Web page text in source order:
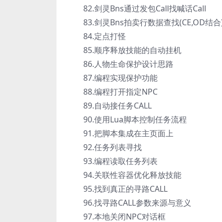
82.剑灵Bns通过发包Call找喊话Call
83.剑灵Bns拍卖行数据查找(CE,OD结
84.定点打怪
85.顺序释放技能的自动挂机
86.人物生命保护设计思路
87.编程实现保护功能
88.编程打开指定NPC
89.自动接任务CALL
90.使用Lua脚本控制任务流程
91.把脚本集成在主页面上
92.任务列表寻找
93.编程读取任务列表
94.关联性容器优化释放技能
95.找到真正的寻路CALL
96.找寻路CALL参数来源与意义
97.本地关闭NPC对话框